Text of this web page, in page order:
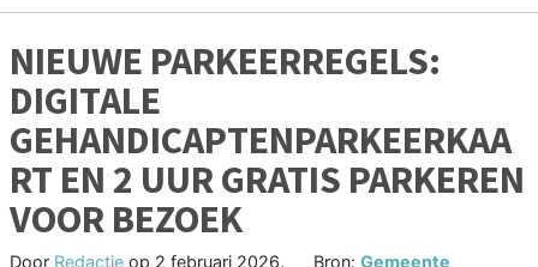
NIEUWE PARKEERREGELS:
DIGITALE
GEHANDICAPTENPARKEERKAA
RT EN 2 UUR GRATIS PARKEREN
VOOR BEZOEK
Door Redactie op 2 februari 2026,
Bron:Gemeente